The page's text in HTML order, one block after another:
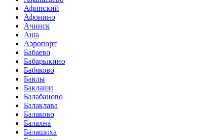
Афипский
Афонино
Ачинск
Аша
Аэропорт
Бабаево
Бабарыкино
Бабяково
Бавлы
Баклаши
Балабаново
Балаклава
Балаково
Балахна
Балашиха